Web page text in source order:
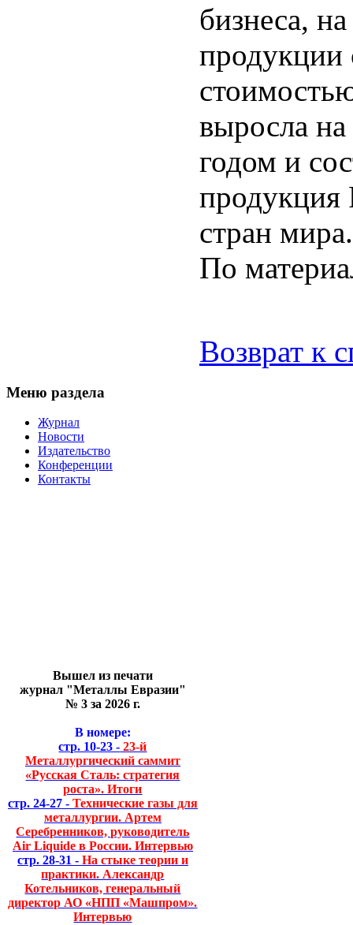
бизнеса,
продукции
выросла
годом и
продукция
стран мира.
По
Возврат к
Меню раздела
Журнал
Новости
Издательство
Конференции
Контакты
Вышел из печати
журнал "Металлы Евразии"
№ 3 за 2026 г.
В номере:
стр. 10-23 - 23-й
Металлургический саммит
«Русская Сталь: стратегия
роста». Итоги
стр. 24-27 - Технические газы для
металлургии. Артем
Серебренников, руководитель
Air Liquide в России. Интервью
стр. 28-31 - На стыке теории и
практики. Александр
Котельников, генеральный
директор АО «НПП «Машпром».
Интервью